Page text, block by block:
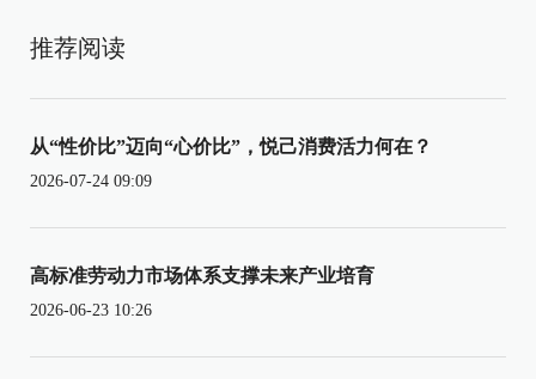
推荐阅读
从“性价比”迈向“心价比”，悦己消费活力何在？
2026-07-24 09:09
高标准劳动力市场体系支撑未来产业培育
2026-06-23 10:26